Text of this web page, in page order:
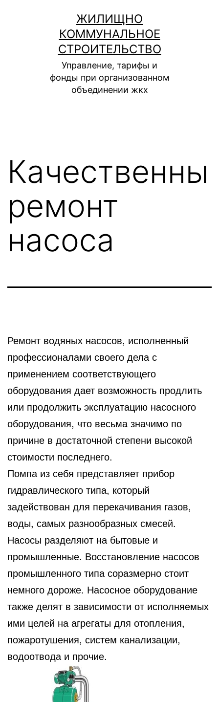
содержимому
ЖИЛИЩНО
КОММУНАЛЬНОЕ
СТРОИТЕЛЬСТВО
Управление, тарифы и
фонды при организованном
объединении жкх
Качественны
ремонт
насоса
Ремонт водяных насосов, исполненный
профессионалами своего дела с
применением соответствующего
оборудования дает возможность продлить
или продолжить эксплуатацию насосного
оборудования, что весьма значимо по
причине в достаточной степени высокой
стоимости последнего.
Помпа из себя представляет прибор
гидравлического типа, который
задействован для перекачивания газов,
воды, самых разнообразных смесей.
Насосы разделяют на бытовые и
промышленные. Восстановление насосов
промышленного типа соразмерно стоит
немного дороже. Насосное оборудование
также делят в зависимости от исполняемых
ими целей на агрегаты для отопления,
пожаротушения, систем канализации,
водоотвода и прочие.